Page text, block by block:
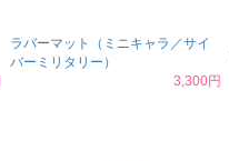
ラバーマット（ミニキャラ／サイ
バーミリタリー）
3,300円